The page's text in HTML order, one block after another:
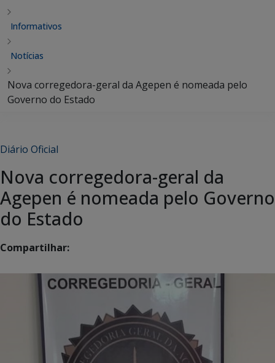
Informativos
Notícias
Nova corregedora-geral da Agepen é nomeada pelo
Governo do Estado
Diário Oficial
Nova corregedora-geral da
Agepen é nomeada pelo Governo
do Estado
Compartilhar: